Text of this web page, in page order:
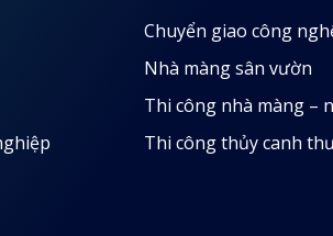
Chuyển giao công
Nhà màng sân vườn
Thi công nhà màng –
Thi công thủy canh